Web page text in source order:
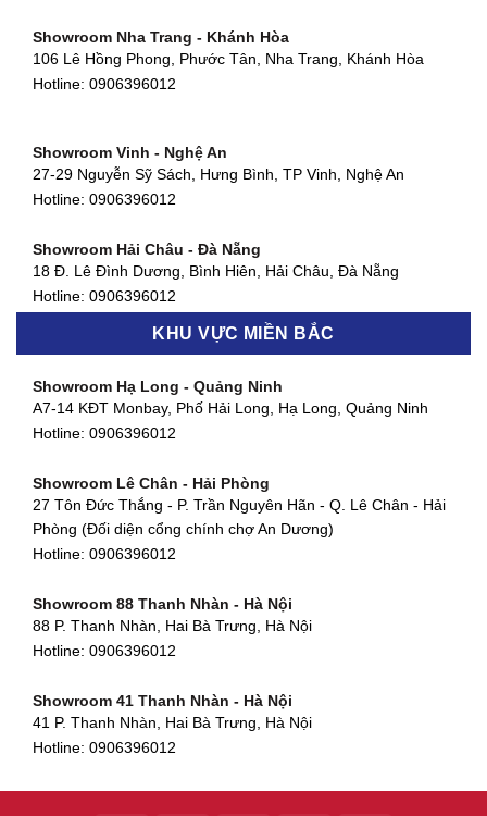
Showroom Quận 11 - TP. HCM
Showroom Quận 4 - TP. HCM
127 Khánh Hội, Phường 3, Quận 4,TP. HCM
Showroom Quận 7 - TP. HCM
877 Huỳnh Tấn Phát, Phú Thuận, Quận 7, TP HCM
Hotline:0906396012
580 Phan Văn Trị, Phường 7, Quận 5, TP HCM
Hotline:0906396012
90 Đ. Cộng Hòa, Phường 4, Tân Bình, TP HCM
Hotline:0906396012
Showroom Nha Trang - Khánh Hòa
106 Lê Hồng Phong, Phước Tân, Nha Trang, Khánh Hòa
Hotline: 0906396012
Showroom Vinh - Nghệ An
27-29 Nguyễn Sỹ Sách, Hưng Bình, TP Vinh, Nghệ An
Hotline: 0906396012
Showroom Hải Châu - Đà Nẵng
18 Đ. Lê Đình Dương, Bình Hiên, Hải Châu, Đà Nẵng
Hotline: 0906396012
Showroom Thanh Khê - Đà Nẵng
Hotline:0906396012
Showroom Cẩm Lệ - Đà Nẵng
Hotline:0906396012
Showroom Huế
54 Hùng Vương, Phú Hội, Thành phố Huế, Thừa Thiên Huế
Showroom Hà Tĩnh
82 Quang Trung, Thạch Quý, Hà Tĩnh
Showroom Quy Nhơn - Bình Định
956 Trần Hưng Đạo, P, Thành phố Quy Nhơn, Bình Định
KHU VỰC MIỀN BẮC
Showroom Hạ Long - Quảng Ninh
A7-14 KĐT Monbay, Phố Hải Long, Hạ Long, Quảng Ninh
Hotline: 0906396012
Showroom Lê Chân - Hải Phòng
27 Tôn Đức Thắng - P. Trần Nguyên Hãn - Q. Lê Chân - Hải
Phòng (Đối diện cổng chính chợ An Dương)
Hotline: 0906396012
Showroom 88 Thanh Nhàn - Hà Nội
88 P. Thanh Nhàn, Hai Bà Trưng, Hà Nội
Hotline: 0906396012
Showroom 41 Thanh Nhàn - Hà Nội
41 P. Thanh Nhàn, Hai Bà Trưng, Hà Nội
Hotline: 0906396012